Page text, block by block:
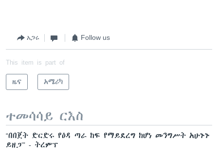
አጋሩ Follow us
This item is part of
ዜና አሜሪካ
ተመሳሳይ ርእስ
“በበጀት ድርድሩ የዕዳ ጣራ ከፍ የማይደረግ ከሆነ መንግሥት አሁኑኑ
ይዘጋ’” - ትረምፕ